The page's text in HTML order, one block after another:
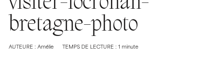
bretagne-photo
AUTEURE : Amélie TEMPS DE LECTURE : 1 minute